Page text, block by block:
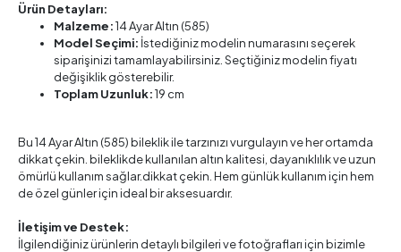
Ürün Detayları:
Malzeme:14 Ayar Altın (585)
Model Seçimi: İstediğiniz modelin numarasını seçerek
siparişinizi tamamlayabilirsiniz. Seçtiğiniz modelin fiyatı
değişiklik gösterebilir.
Toplam Uzunluk:19 cm
Bu 14 Ayar Altın (585) bileklik ile tarzınızı vurgulayın ve her ortamda
dikkat çekin. bileklikde kullanılan altın kalitesi, dayanıklılık ve uzun
ömürlü kullanım sağlar.dikkat çekin. Hem günlük kullanım için hem
de özel günler için ideal bir aksesuardır.
İletişim ve Destek:
İlgilendiğiniz ürünlerin detaylı bilgileri ve fotoğrafları için bizimle